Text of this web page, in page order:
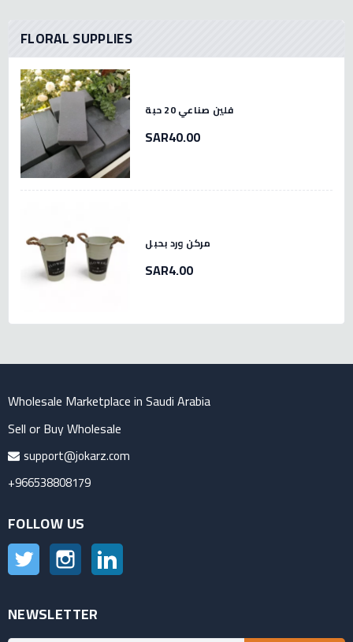
FLORAL SUPPLIES
فلين صناعي 20 حبة
SAR40.00
مركن ورد بحبل
SAR4.00
Wholesale Marketplace in Saudi Arabia
Sell or Buy Wholesale
support@jokarz.com
+966538808179
FOLLOW US
Twitter Instagram
NEWSLETTER